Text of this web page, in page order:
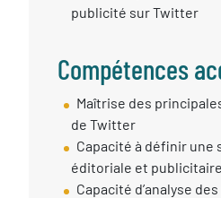
publicité sur Twitter
Compétences
Compétences
Acquises
Maîtrise des
de Twitter
Capacité à définir une
éditoriale et publicitaire
Capacité d’analyse